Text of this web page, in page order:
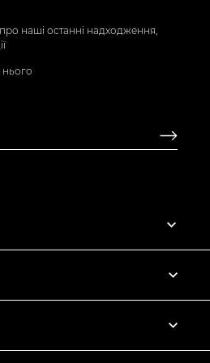
наші останні надходження,
нього